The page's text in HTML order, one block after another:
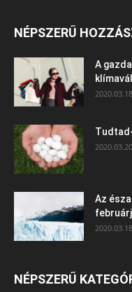
NÉPSZERŰ
A
Az
NÉPSZERŰ